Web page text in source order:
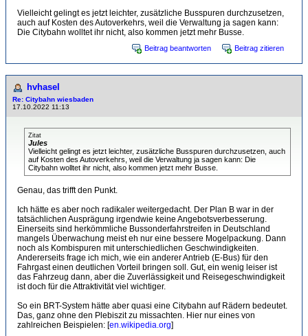
Vielleicht gelingt es jetzt leichter, zusätzliche Busspuren durchzusetzen,
auch auf Kosten des Autoverkehrs, weil die Verwaltung ja sagen kann:
Die Citybahn wolltet ihr nicht, also kommen jetzt mehr Busse.
Beitrag beantworten Beitrag zitieren
hvhasel
Re: Citybahn wiesbaden
17.10.2022 11:13
Zitat
Jules
Vielleicht gelingt es jetzt leichter, zusätzliche Busspuren durchzusetzen, auch
auf Kosten des Autoverkehrs, weil die Verwaltung ja sagen kann: Die
Citybahn wolltet ihr nicht, also kommen jetzt mehr Busse.
Genau, das trifft den Punkt.
Ich hätte es aber noch radikaler weitergedacht. Der Plan B war in der
tatsächlichen Ausprägung irgendwie keine Angebotsverbesserung.
Einerseits sind herkömmliche Bussonderfahrstreifen in Deutschland
mangels Überwachung meist eh nur eine bessere Mogelpackung. Dann
noch als Kombispuren mit unterschiedlichen Geschwindigkeiten.
Andererseits frage ich mich, wie ein anderer Antrieb (E-Bus) für den
Fahrgast einen deutlichen Vorteil bringen soll. Gut, ein wenig leiser ist
das Fahrzeug dann, aber die Zuverlässigkeit und Reisegeschwindigkeit
ist doch für die Attraktivität viel wichtiger.
So ein BRT-System hätte aber quasi eine Citybahn auf Rädern bedeutet.
Das, ganz ohne den Plebiszit zu missachten. Hier nur eines von
zahlreichen Beispielen: [en.wikipedia.org]